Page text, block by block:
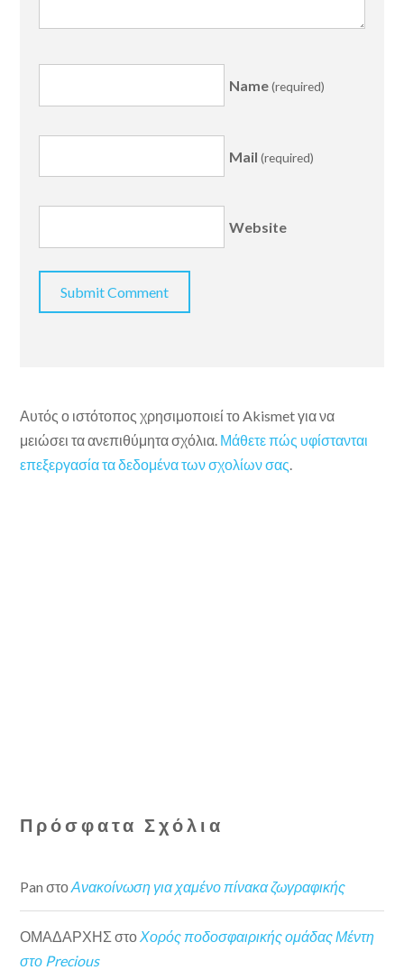
Name(required)
Mail (required)
Website
Αυτός ο ιστότοπος χρησιμοποιεί το Akismet για να
μειώσει τα ανεπιθύμητα σχόλια. Μάθετε πώς υφίστανται
επεξεργασία τα δεδομένα των σχολίων σας
Πρόσφατα Σχόλια
Pan στοΑνακοίνωση για χαμένο πίνακα ζωγραφικής
ΟΜΑΔΑΡΧΗΣ στο Χορός ποδοσφαιρικής ομάδας Μέντη
στο Precious